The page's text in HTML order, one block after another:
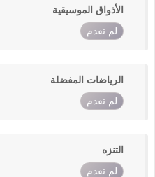
الأذواق الموسيقية
لم تقدم
الرياضات المفضلة
لم تقدم
التنزه
لم تقدم